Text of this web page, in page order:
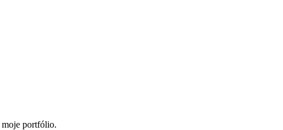
moje portfólio.